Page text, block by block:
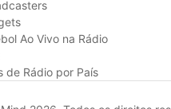
Ao Vivo na Rádio
de Rádio por País